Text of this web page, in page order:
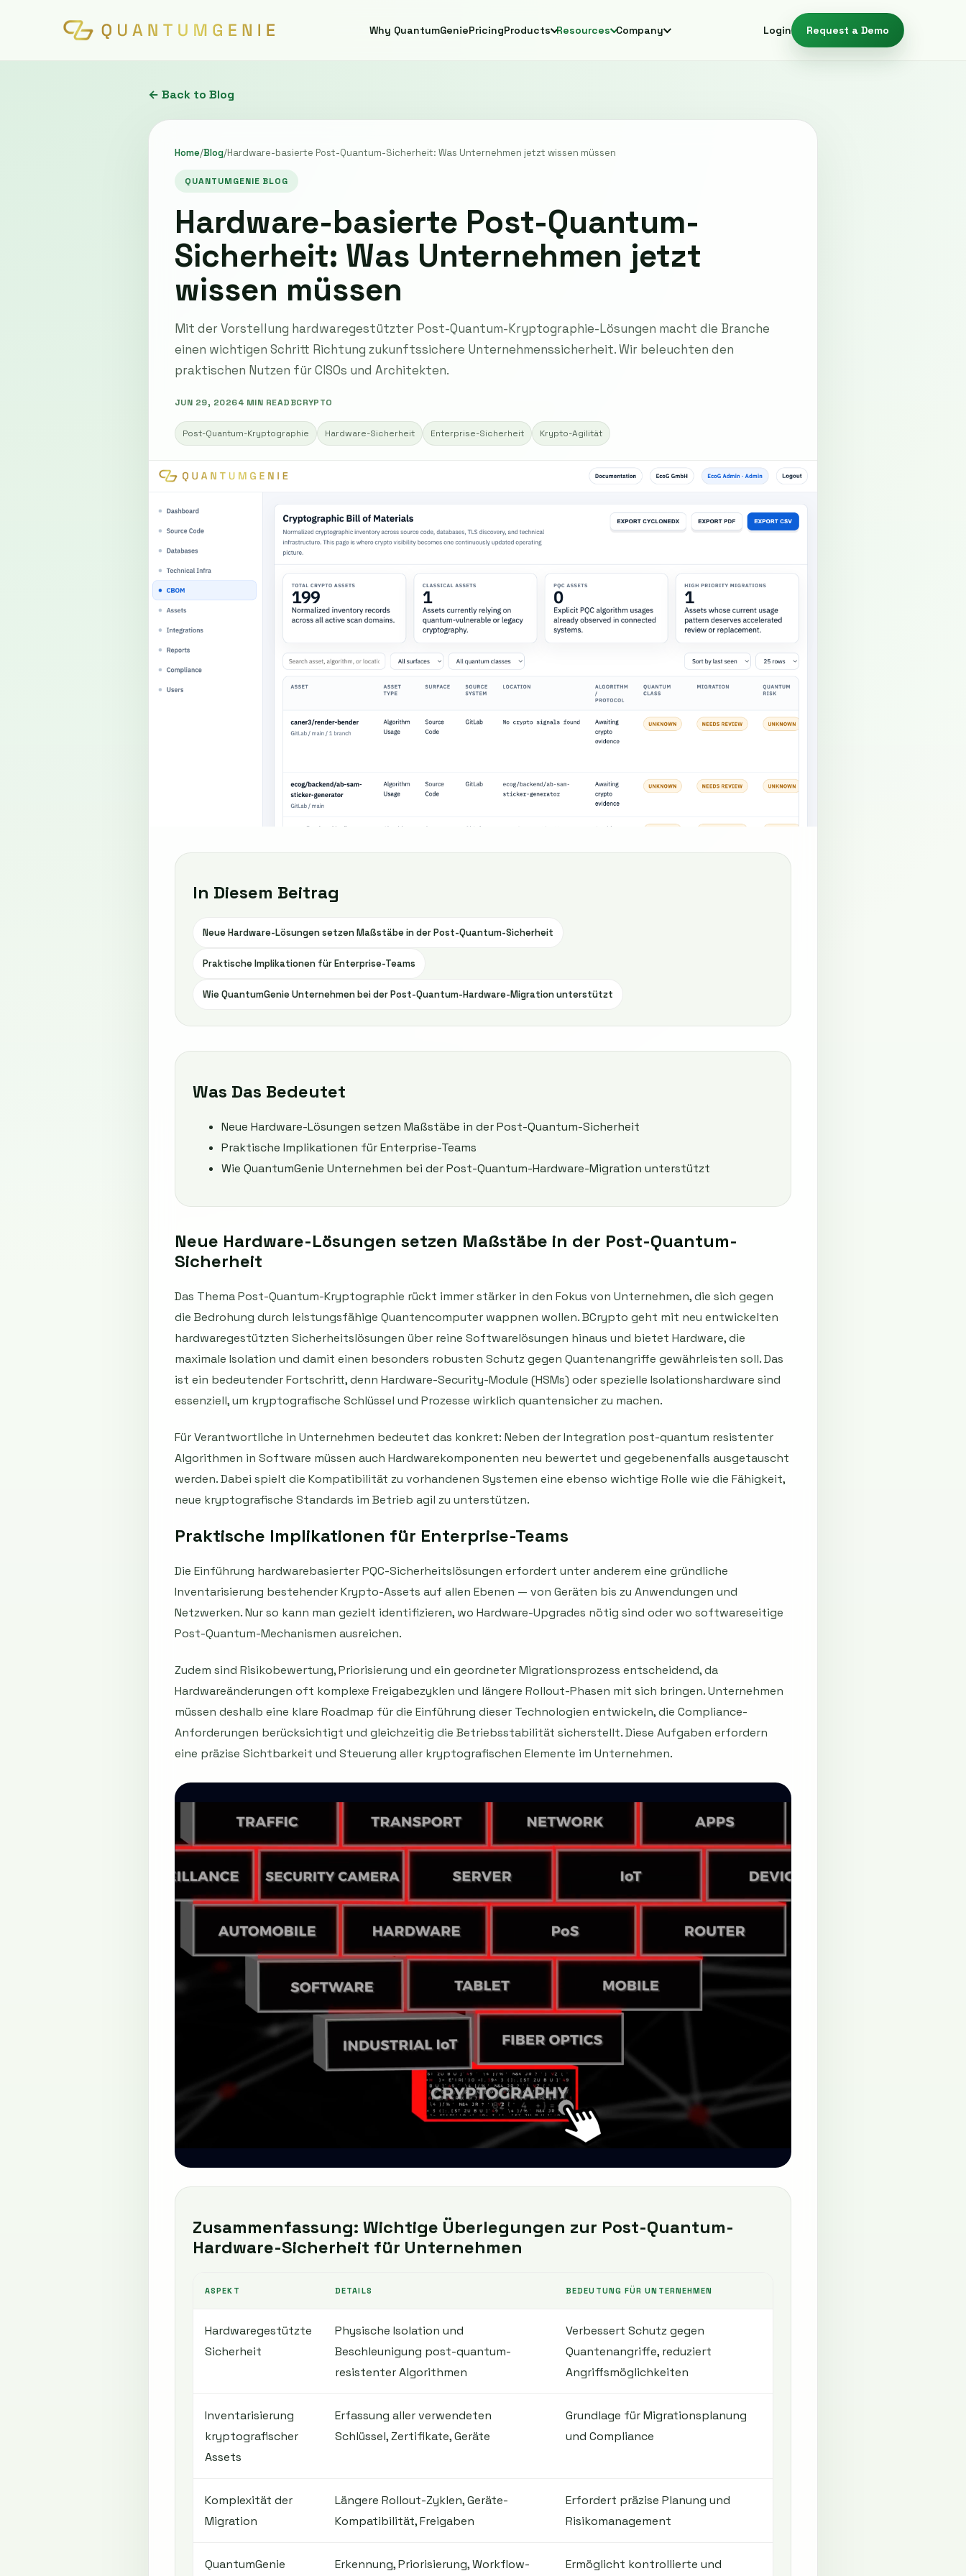
Why QuantumGeniePricingProducts Resources Company Login Request a Demo
← Back to Blog
Home/Blog/Hardware-basierte Post-Quantum-Sicherheit: Was Unternehmen jetzt wissen müssen
QUANTUMGENIE BLOG
Hardware-basierte Post-Quantum-
Sicherheit: Was Unternehmen jetzt
wissen müssen
Mit der Vorstellung hardwaregestützter Post-Quantum-Kryptographie-Lösungen macht die Branche
einen wichtigen Schritt Richtung zukunftssichere Unternehmenssicherheit. Wir beleuchten den
praktischen Nutzen für CISOs und Architekten.
JUN 29, 20264 MIN READBCRYPTO
Post-Quantum-Kryptographie Hardware-Sicherheit Enterprise-Sicherheit Krypto-Agilität
In Diesem Beitrag
Neue Hardware-Lösungen setzen Maßstäbe in der Post-Quantum-Sicherheit
Praktische Implikationen für Enterprise-Teams
Wie QuantumGenie Unternehmen bei der Post-Quantum-Hardware-Migration unterstützt
Was Das Bedeutet
Neue Hardware-Lösungen setzen Maßstäbe in der Post-Quantum-Sicherheit
Praktische Implikationen für Enterprise-Teams
Wie QuantumGenie Unternehmen bei der Post-Quantum-Hardware-Migration unterstützt
Neue Hardware-Lösungen setzen Maßstäbe in der Post-Quantum-
Sicherheit
Das Thema Post-Quantum-Kryptographie rückt immer stärker in den Fokus von Unternehmen, die sich gegen
die Bedrohung durch leistungsfähige Quantencomputer wappnen wollen. BCrypto geht mit neu entwickelten
hardwaregestützten Sicherheitslösungen über reine Softwarelösungen hinaus und bietet Hardware, die
maximale Isolation und damit einen besonders robusten Schutz gegen Quantenangriffe gewährleisten soll. Das
ist ein bedeutender Fortschritt, denn Hardware-Security-Module (HSMs) oder spezielle Isolationshardware sind
essenziell, um kryptografische Schlüssel und Prozesse wirklich quantensicher zu machen.
Für Verantwortliche in Unternehmen bedeutet das konkret: Neben der Integration post-quantum resistenter
Algorithmen in Software müssen auch Hardwarekomponenten neu bewertet und gegebenenfalls ausgetauscht
werden. Dabei spielt die Kompatibilität zu vorhandenen Systemen eine ebenso wichtige Rolle wie die Fähigkeit,
neue kryptografische Standards im Betrieb agil zu unterstützen.
Praktische Implikationen für Enterprise-Teams
Die Einführung hardwarebasierter PQC-Sicherheitslösungen erfordert unter anderem eine gründliche
Inventarisierung bestehender Krypto-Assets auf allen Ebenen — von Geräten bis zu Anwendungen und
Netzwerken. Nur so kann man gezielt identifizieren, wo Hardware-Upgrades nötig sind oder wo softwareseitige
Post-Quantum-Mechanismen ausreichen.
Zudem sind Risikobewertung, Priorisierung und ein geordneter Migrationsprozess entscheidend, da
Hardwareänderungen oft komplexe Freigabezyklen und längere Rollout-Phasen mit sich bringen. Unternehmen
müssen deshalb eine klare Roadmap für die Einführung dieser Technologien entwickeln, die Compliance-
Anforderungen berücksichtigt und gleichzeitig die Betriebsstabilität sicherstellt. Diese Aufgaben erfordern
eine präzise Sichtbarkeit und Steuerung aller kryptografischen Elemente im Unternehmen.
Zusammenfassung: Wichtige Überlegungen zur Post-Quantum-
Hardware-Sicherheit für Unternehmen
ASPEKT DETAILS BEDEUTUNG FÜR UNTERNEHMEN
Hardwaregestützte
Sicherheit
Physische Isolation und
Beschleunigung post-quantum-
resistenter Algorithmen
Verbessert Schutz gegen
Quantenangriffe, reduziert
Angriffsmöglichkeiten
Inventarisierung
kryptografischer
Assets
Erfassung aller verwendeten
Schlüssel, Zertifikate, Geräte
Grundlage für Migrationsplanung
und Compliance
Komplexität der
Migration
Längere Rollout-Zyklen, Geräte-
Kompatibilität, Freigaben
Erfordert präzise Planung und
Risikomanagement
QuantumGenie Erkennung, Priorisierung, Workflow- Ermöglicht kontrollierte und